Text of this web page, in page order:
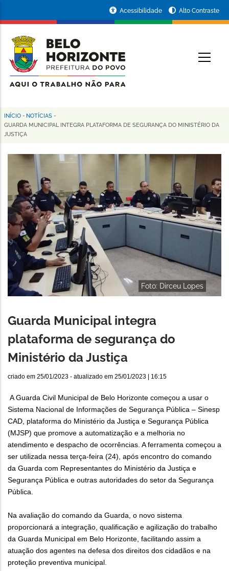
conteúdo
principal
da
Prefeitura
de
Horizonte
Acessibilidade Alto Contraste
Trilha
de
navegação
INÍCIO - NOTÍCIAS -
GUARDA MUNICIPAL INTEGRA PLATAFORMA DE SEGURANÇA DO MINISTÉRIO DA
JUSTIÇA
Foto: Dirceu Lopes
Guarda Municipal integra
plataforma de segurança do
Ministério da Justiça
criado em 25/01/2023 - atualizado em 25/01/2023 | 16:15
A Guarda Civil Municipal de Belo Horizonte começou a usar o
Sistema Nacional de Informações de Segurança Pública – Sinesp
CAD, plataforma do Ministério da Justiça e Segurança Pública
(MJSP) que promove a automatização e a melhoria no
atendimento e despacho de ocorrências. A ferramenta começou a
ser utilizada nessa terça-feira (24), após encontro do comando
da Guarda com Representantes do Ministério da Justiça e
Segurança Pública e outras autoridades do setor da Segurança
Pública.
Na avaliação do comando da Guarda, o novo sistema
proporcionará a integração, qualificação e agilização do trabalho
da Guarda Municipal em Belo Horizonte, facilitando assim a
atuação dos agentes na defesa dos direitos dos cidadãos e na
proteção preventiva municipal.